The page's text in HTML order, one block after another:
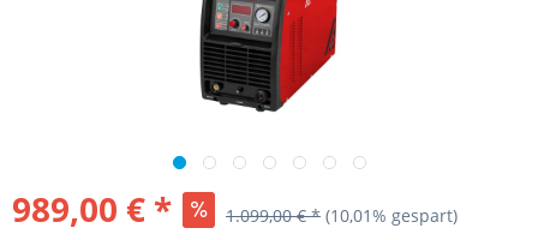
989,00 € * 1.099,00 € * (10,01% gespart)